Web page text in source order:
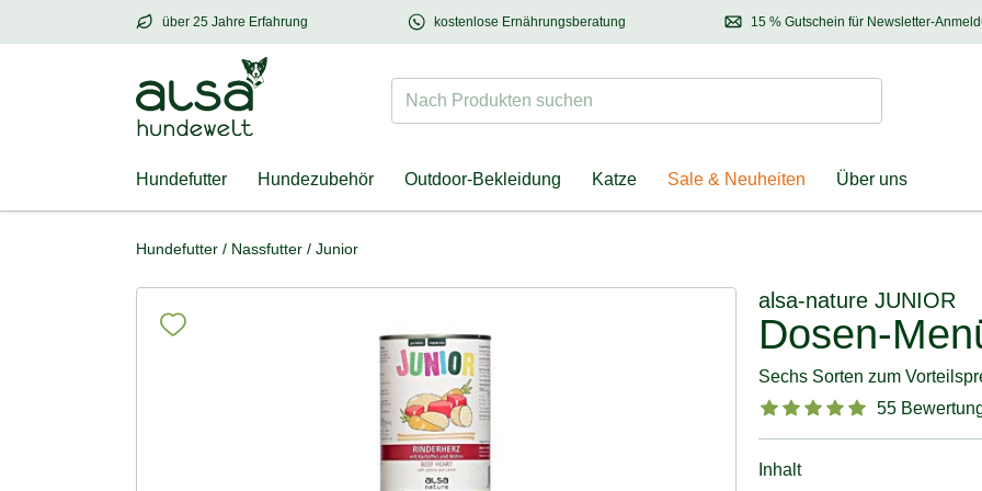
über 25 Jahre Erfahrung
über25 Jahre Erfahrung – mit Herz für Hund & Halter 15 % Gutschein für Newsletter-
Entdecken Sie
kostenlose Ernährungsberatung
Kontaktieren Sie unsere
Ernährungsberatung:
Nach Produkten suchen Suchen
Hundefutter Hundezubehör Outdoor-Bekleidung Katze Sale & Neuheiten Über uns
Hundefutter / Nassfutter / Junior
alsa-nature JUNIOR
Dosen-
Sechs Sorten zum
55
Inhalt